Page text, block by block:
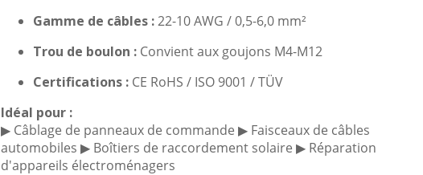
Gamme de câbles :22-10 AWG / 0,5-6,0 mm²
Trou de boulon : Convient aux goujons M4-M12
Certifications : CE RoHS / ISO 9001 / TÜV
Idéal pour :
▶ Câblage de panneaux de commande ▶ Faisceaux de câbles
automobiles ▶ Boîtiers de raccordement solaire ▶ Réparation
d'appareils électroménagers